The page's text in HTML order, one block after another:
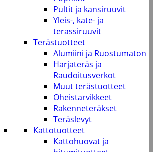
Pultit ja kansiruuvit
Yleis-, kate- ja
terassiruuvit
Terästuotteet
Alumiini ja Ruostumaton
Harjateräs ja
Raudoitusverkot
Muut terästuotteet
Oheistarvikkeet
Rakenneteräkset
Teräslevyt
Kattotuotteet
Kattohuovat ja